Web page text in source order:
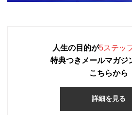
人生の目的が5ステッ
特典つきメールマガジ
こちらから
詳細を見る